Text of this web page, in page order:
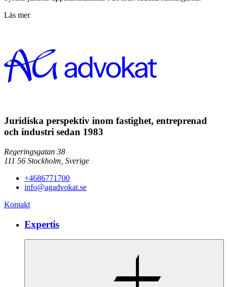
Läs mer
Juridiska perspektiv inom fastighet, entreprenad
och industri sedan 1983
Regeringsgatan 38
111 56 Stockholm, Sverige
+4686771700
info@agadvokat.se
Kontakt
Expertis